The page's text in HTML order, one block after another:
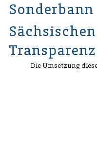
Sächsischen
Die Umsetzung